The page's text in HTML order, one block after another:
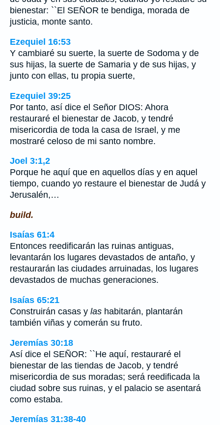
bienestar: ``El SEÑOR te bendiga, morada de
justicia, monte santo.
Ezequiel 16:53
Y cambiaré su suerte, la suerte de Sodoma y de
sus hijas, la suerte de Samaria y de sus hijas, y
junto con ellas, tu propia suerte,
Ezequiel 39:25
Por tanto, así dice el Señor DIOS: Ahora
restauraré el bienestar de Jacob, y tendré
misericordia de toda la casa de Israel, y me
mostraré celoso de mi santo nombre.
Joel 3:1,2
Porque he aquí que en aquellos días y en aquel
tiempo, cuando yo restaure el bienestar de Judá y
Jerusalén,…
build.
Isaías 61:4
Entonces reedificarán las ruinas antiguas,
levantarán los lugares devastados de antaño, y
restaurarán las ciudades arruinadas, los lugares
devastados de muchas generaciones.
Isaías 65:21
Construirán casas y las habitarán, plantarán
también viñas y comerán su fruto.
Jeremías 30:18
Así dice el SEÑOR: ``He aquí, restauraré el
bienestar de las tiendas de Jacob, y tendré
misericordia de sus moradas; será reedificada la
ciudad sobre sus ruinas, y el palacio se asentará
como estaba.
Jeremías 31:38-40